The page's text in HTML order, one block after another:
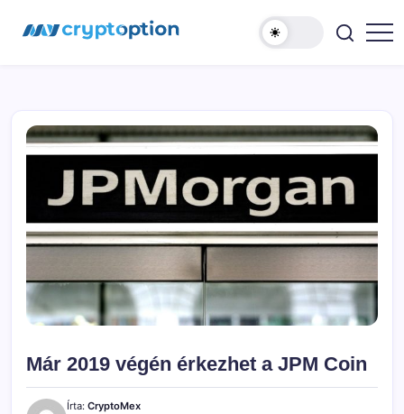
MyCryptOption
Már 2019 végén érkezhet a JPM Coin
Írta: CryptoMex